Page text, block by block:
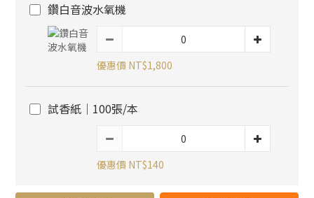
鑽白音波水氧機
優惠價 NT$1,800
試香紙｜100張/本
優惠價 NT$140